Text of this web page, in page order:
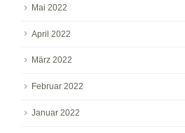
Mai 2022
April 2022
März 2022
Februar 2022
Januar 2022